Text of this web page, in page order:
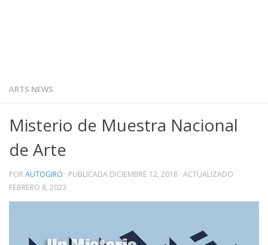
ARTS NEWS
Misterio de Muestra Nacional
de Arte
PORAUTOGIRO · PUBLICADA DICIEMBRE 12, 2018 · ACTUALIZADO
FEBRERO 8, 2023